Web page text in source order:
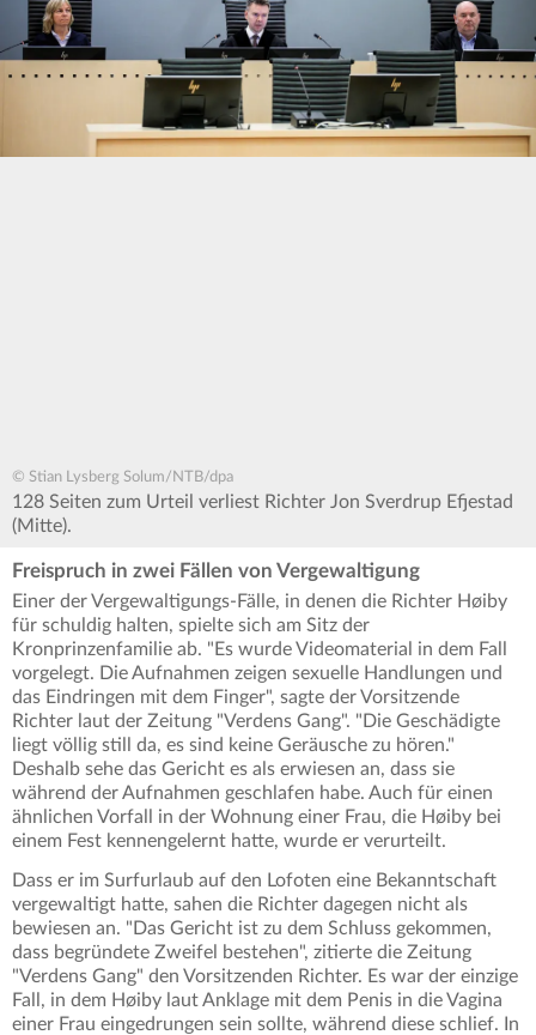
© Stian Lysberg Solum/NTB/dpa
128 Seiten zum Urteil verliest Richter Jon Sverdrup Efjestad
(Mitte).
Freispruch in zwei Fällen von Vergewaltigung
Einer der Vergewaltigungs-Fälle, in denen die Richter Høiby
für schuldig halten, spielte sich am Sitz der
Kronprinzenfamilie ab. "Es wurde Videomaterial in dem Fall
vorgelegt. Die Aufnahmen zeigen sexuelle Handlungen und
das Eindringen mit dem Finger", sagte der Vorsitzende
Richter laut der Zeitung "Verdens Gang". "Die Geschädigte
liegt völlig still da, es sind keine Geräusche zu hören."
Deshalb sehe das Gericht es als erwiesen an, dass sie
während der Aufnahmen geschlafen habe. Auch für einen
ähnlichen Vorfall in der Wohnung einer Frau, die Høiby bei
einem Fest kennengelernt hatte, wurde er verurteilt.
Dass er im Surfurlaub auf den Lofoten eine Bekanntschaft
vergewaltigt hatte, sahen die Richter dagegen nicht als
bewiesen an. "Das Gericht ist zu dem Schluss gekommen,
dass begründete Zweifel bestehen", zitierte die Zeitung
"Verdens Gang" den Vorsitzenden Richter. Es war der einzige
Fall, in dem Høiby laut Anklage mit dem Penis in die Vagina
einer Frau eingedrungen sein sollte, während diese schlief. In